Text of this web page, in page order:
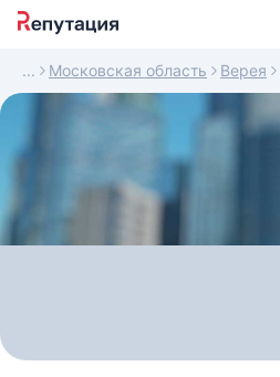
Московская область Верея